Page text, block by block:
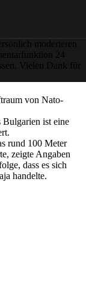
moderieren
24
Vielen Dank für
von Nato-
ist eine
rund 100 Meter
zeigte Angaben
dass es sich
handelte.